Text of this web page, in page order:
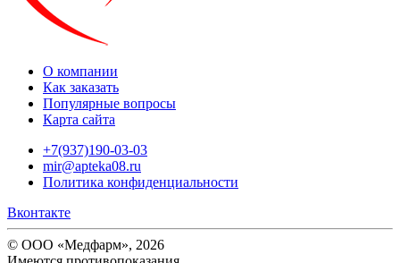
О компании
Как заказать
Популярные вопросы
Карта сайта
+7(937)190-03-03
mir@apteka08.ru
Политика конфиденциальности
Вконтакте
© ООО «Медфарм», 2026